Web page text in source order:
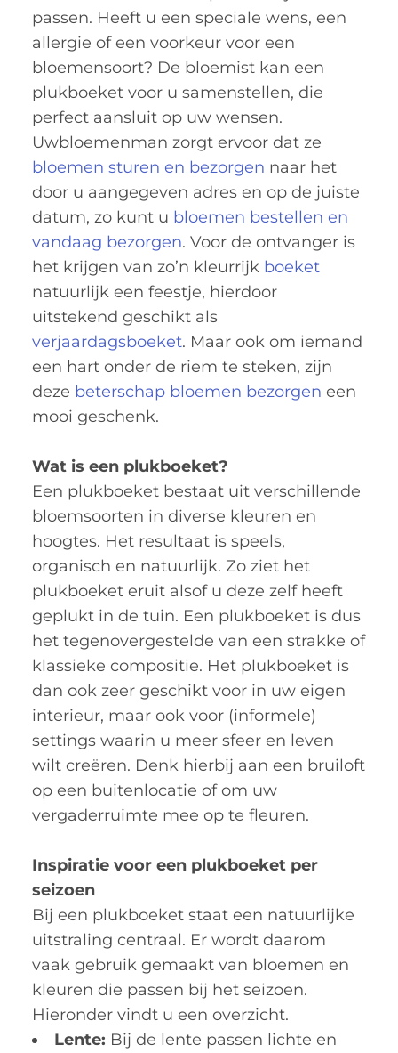
passen. Heeft u een speciale wens, een
allergie of een voorkeur voor een
bloemensoort? De bloemist kan een
plukboeket voor u samenstellen, die
perfect aansluit op uw wensen.
Uwbloemenman zorgt ervoor dat ze
bloemen sturen en bezorgen naar het
door u aangegeven adres en op de juiste
datum, zo kunt u bloemen bestellen en
vandaag bezorgen. Voor de ontvanger is
het krijgen van zo’n kleurrijk boeket
natuurlijk een feestje, hierdoor
uitstekend geschikt als
verjaardagsboeket. Maar ook om iemand
een hart onder de riem te steken, zijn
deze beterschap bloemen bezorgen een
mooi geschenk.
Wat is een plukboeket?
Een plukboeket bestaat uit verschillende
bloemsoorten in diverse kleuren en
hoogtes. Het resultaat is speels,
organisch en natuurlijk. Zo ziet het
plukboeket eruit alsof u deze zelf heeft
geplukt in de tuin. Een plukboeket is dus
het tegenovergestelde van een strakke of
klassieke compositie. Het plukboeket is
dan ook zeer geschikt voor in uw eigen
interieur, maar ook voor (informele)
settings waarin u meer sfeer en leven
wilt creëren. Denk hierbij aan een bruiloft
op een buitenlocatie of om uw
vergaderruimte mee op te fleuren.
Inspiratie voor een plukboeket per
seizoen
Bij een plukboeket staat een natuurlijke
uitstraling centraal. Er wordt daarom
vaak gebruik gemaakt van bloemen en
kleuren die passen bij het seizoen.
Hieronder vindt u een overzicht.
Lente: Bij de lente passen lichte en